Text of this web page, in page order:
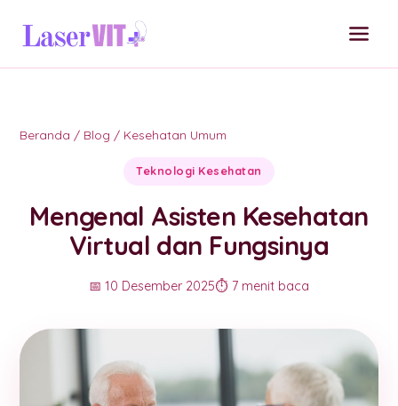
Beranda / Blog / Kesehatan Umum
Teknologi Kesehatan
Mengenal Asisten Kesehatan
Virtual dan Fungsinya
📅 10 Desember 2025⏱️ 7 menit baca